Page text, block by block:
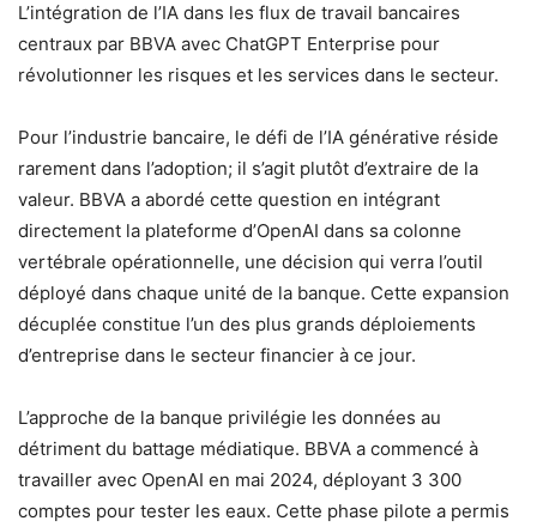
L’intégration de l’IA dans les flux de travail bancaires
centraux par BBVA avec ChatGPT Enterprise pour
révolutionner les risques et les services dans le secteur.
Pour l’industrie bancaire, le défi de l’IA générative réside
rarement dans l’adoption; il s’agit plutôt d’extraire de la
valeur. BBVA a abordé cette question en intégrant
directement la plateforme d’OpenAI dans sa colonne
vertébrale opérationnelle, une décision qui verra l’outil
déployé dans chaque unité de la banque. Cette expansion
décuplée constitue l’un des plus grands déploiements
d’entreprise dans le secteur financier à ce jour.
L’approche de la banque privilégie les données au
détriment du battage médiatique. BBVA a commencé à
travailler avec OpenAI en mai 2024, déployant 3 300
comptes pour tester les eaux. Cette phase pilote a permis